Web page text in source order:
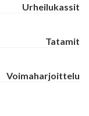
Urheilukassit
Tatamit
Voimaharjoittelu